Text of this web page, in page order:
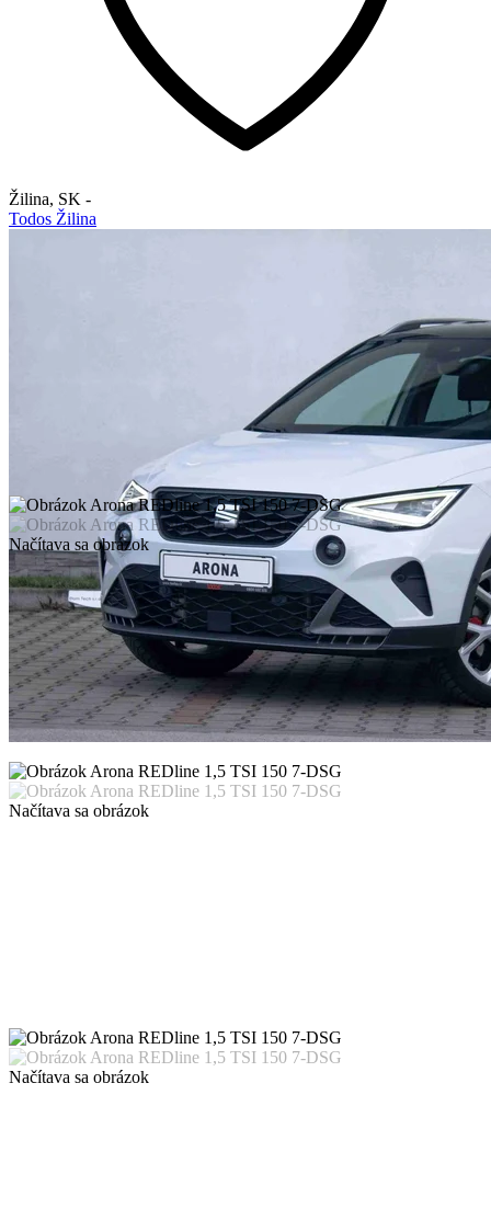
Žilina, SK -
Todos Žilina
Načítava sa obrázok
Načítava sa obrázok
Načítava sa obrázok